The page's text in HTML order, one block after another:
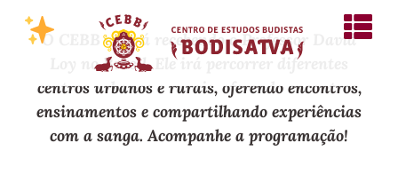
O CEBB estará recebendo o Professor David
Loy no Brasil. Ele irá percorrer diferentes
centros urbanos e rurais, oferendo encontros,
ensinamentos e compartilhando experiências
com a sanga. Acompanhe a programação!